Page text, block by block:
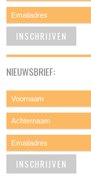
NIEUWSBRIEF: